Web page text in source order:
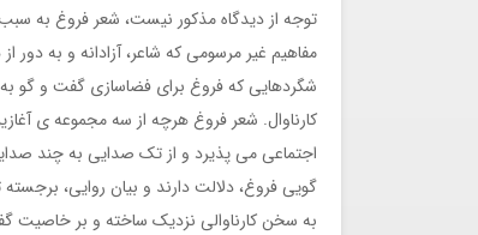
توجه از دیدگاه مذکور نیست، شعر فروغ به
مفاهیم غیر مرسومی که شاعر، آزادانه و به
کارناوال. شعر فروغ هرچه از سه مجموعه ی
اجتماعی می پذیرد و از تک صدایی به چند
گویی فروغ، دلالت دارند و بیان روایی،
به سخن کارناوالی نزدیک ساخته و بر